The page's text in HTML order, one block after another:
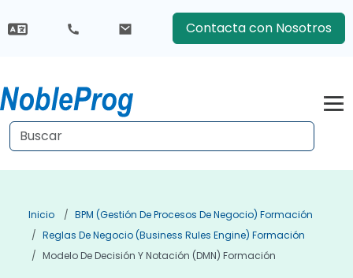
Contacta con Nosotros
Inicio
BPM (Gestión De Procesos De Negocio) Formación
Reglas De Negocio (Business Rules Engine) Formación
Modelo De Decisión Y Notación (DMN) Formación